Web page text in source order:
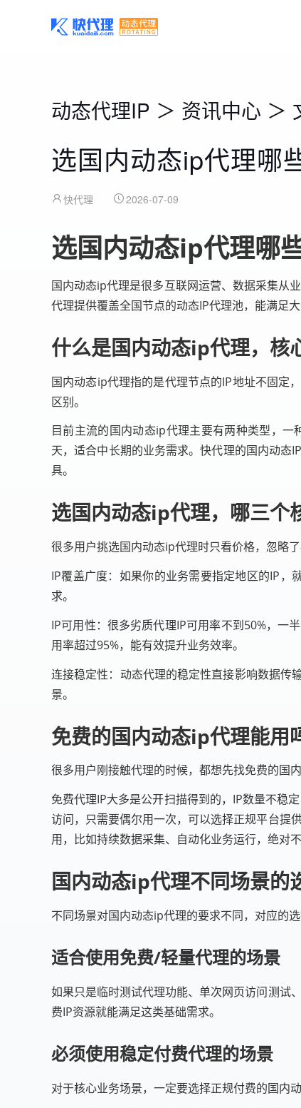
动态代理IP ＞ 资讯中心 ＞
选国内动态ip代理哪
快代理 2026-07-09
选国内动态ip代理哪
国内动态ip代理是很多互联网运营、数据采集从
代理提供覆盖全国节点的动态IP代理池，能满足
什么是国内动态ip代理，核
国内动态ip代理指的是代理节点的IP地址不固定
区别。
目前主流的国内动态ip代理主要有两种类型，
天，适合中长期的业务需求。快代理的国内动态
具。
选国内动态ip代理，哪三个
很多用户挑选国内动态ip代理时只看价格，忽略
IP覆盖广度：如果你的业务需要指定地区的IP，
求。
IP可用性：很多劣质代理IP可用率不到50%，一
用率超过95%，能有效提升业务效率。
连接稳定性：动态代理的稳定性直接影响数据传
景。
免费的国内动态ip代理能用
很多用户刚接触代理的时候，都想先找免费的国
免费代理IP大多是公开扫描得到的，IP数量不稳
访问，只需要偶尔用一次，可以选择正规平台提
用，比如持续数据采集、自动化业务运行，绝对
国内动态ip代理不同场景的
不同场景对国内动态ip代理的要求不同，对应的
适合使用免费/轻量代理的场景
如果只是临时测试代理功能、单次网页访问测试
费IP资源就能满足这类基础需求。
必须使用稳定付费代理的场景
对于核心业务场景，一定要选择正规付费的国内